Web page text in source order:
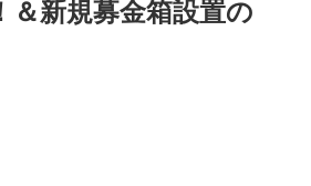
＆新規募金箱設置の